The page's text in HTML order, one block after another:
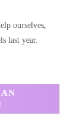
ourselves,
last year.